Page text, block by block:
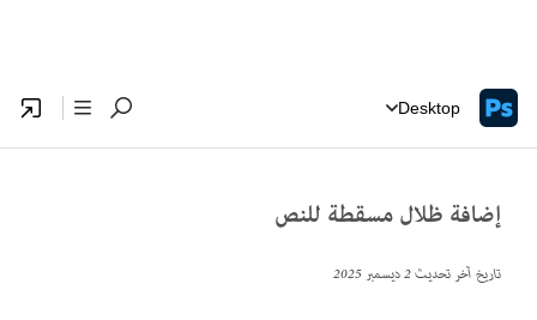
Desktop
إضافة ظلال مسقطة للنص
تاريخ آخر تحديث2 ديسمبر 2025